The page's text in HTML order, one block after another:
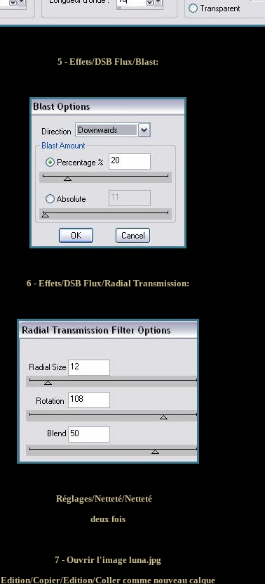
5 - Effets/DSB Flux/Blast:
6 - Effets/DSB Flux/Radial Transmission:
Réglages/Netteté/Netteté
deux fois
7 - Ouvrir l'image luna.jpg
Edition/Copier/Edition/Coller comme nouveau calque